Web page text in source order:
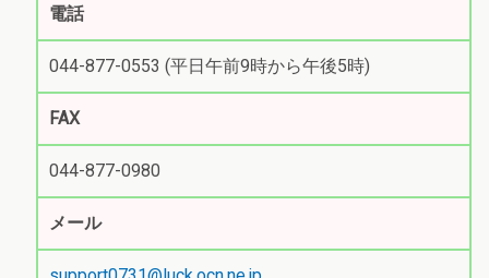
電話
044-877-0553 (平日午前9時から午後5時)
FAX
044-877-0980
メール